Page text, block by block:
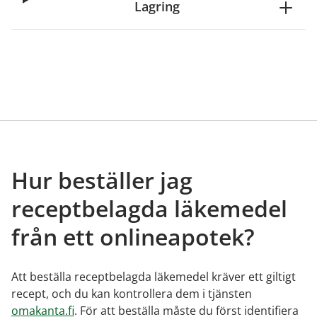
Lagring
Hur beställer jag
receptbelagda läkemedel
från ett onlineapotek?
Att beställa receptbelagda läkemedel kräver ett giltigt
recept, och du kan kontrollera dem i tjänsten
omakanta.fi. För att beställa måste du först identifiera